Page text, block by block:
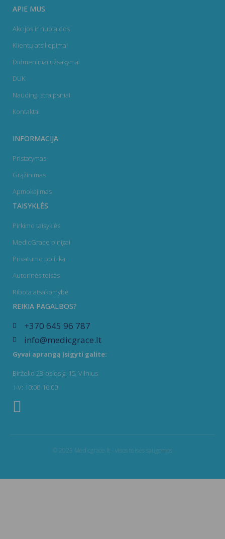
APIE MUS
Akcijos ir nuolaidos
Klientų atsiliepimai
Didmeniniai užsakymai
DUK
Naudingi straipsniai
Kontaktai
INFORMACIJA
Pristatymas
Grąžinimas
Apmokėjimas
TAISYKLĖS
Pirkimo taisyklės
MedicGrace pinigai
Privatumo politika
Autorinės teisės
Ribota atsakomybė
REIKIA PAGALBOS?
+370 645 96 787
info@medicgrace.lt
Gyvai aprangą įsigyti galite:
Birželio 23-osios g. 15, Vilnius
I-V: 10:00-16:00
© 2023 Medicgrace.lt - visos teisės saugomos